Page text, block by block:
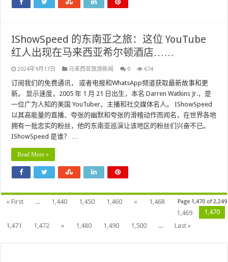
IShowSpeed 的东南亚之旅：这位 YouTube
红人出现在马来西亚希尔顿酒店……
2024年9月17日 马来西亚旅游新闻 0 674
订阅我们的免费通讯， 或者电报和WhatsApp频道获取最新故事和更
新。 显示速度，2005 年 1 月 21 日出生，本名 Darren Watkins Jr.，是
一位广为人知的美国 YouTuber、主播和社交媒体名人。 IShowSpeed
以其高能量的直播、夸张的幽默和夸张的滑稽动作而闻名，在世界各地
拥有一批忠实的粉丝，他的东南亚巡演让该地区的粉丝们兴奋不已。
IShowSpeed 是谁？ …
Read More »
Page 1,470 of 2,249
« First ... 1,440 1,450 1,460 «
1,468
1,469
1,470
1,471
1,472 » 1,480 1,490 1,500 ... Last »